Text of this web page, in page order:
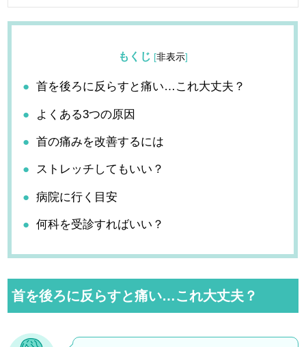
’13愛知医科大学学際的痛みセンター勤務
’15米国ペインマネジメント＆アンチエイジングセンター他研
’16フェリシティークリニック名古屋 開設
もくじ [非表示]
首を後ろに反らすと痛い…これ大丈夫？
よくある3つの原因
首の痛みを改善するには
ストレッチしてもいい？
病院に行く目安
何科を受診すればいい？
首を後ろに反らすと痛い…これ大丈夫？